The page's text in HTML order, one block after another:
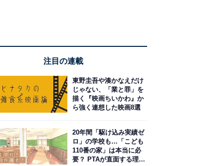
注目の連載
東野圭吾や湊かなえだけ
じゃない、「業と罪」を
描く『映画ちいかわ』か
ら強く連想した映画8選
20年間「駆け込み実績ゼ
ロ」の学校も…「こども
110番の家」は本当に必
要？ PTAが直面する理想